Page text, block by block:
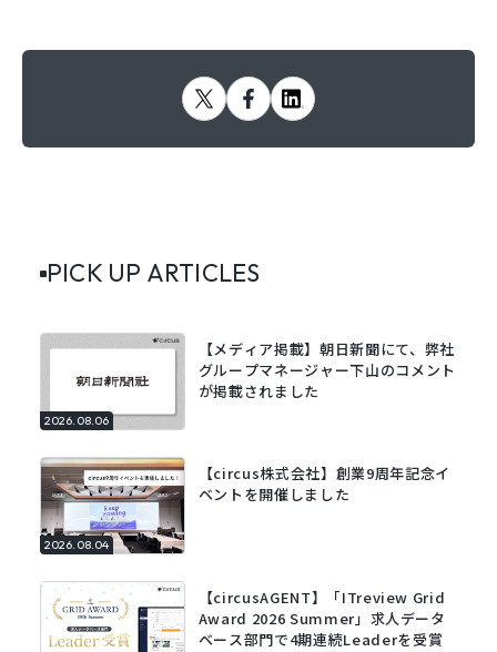
PICK UP ARTICLES
2026.08.06
【メディア掲載】朝日新聞にて、弊社
グループマネージャー下山のコメント
が掲載されました
2026.08.04
【circus株式会社】創業9周年記念イ
ベントを開催しました
【circusAGENT】「ITreview Grid
Award 2026 Summer」求人データ
ベース部門で4期連続Leaderを受賞